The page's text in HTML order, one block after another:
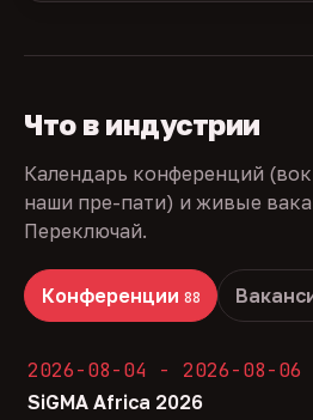
Что в индустрии
Календарь конференций
наши пре-пати) и живые
Переключай.
Конференции 88
2026-08-04 - 2026-08-06
SiGMA Africa 2026